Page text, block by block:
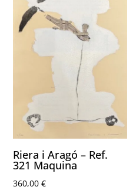
Riera i Aragó – Ref.
321 Maquina
360,00€